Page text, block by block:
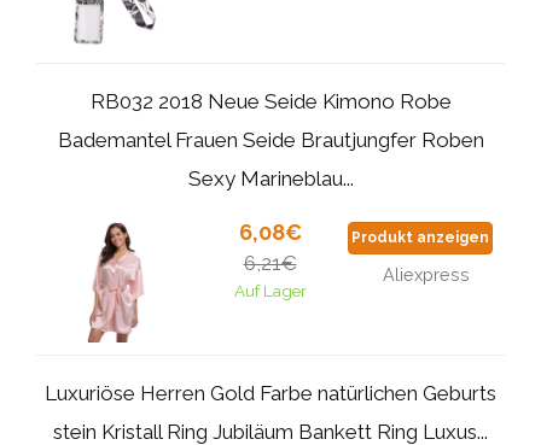
RB032 2018 Neue Seide Kimono Robe
Bademantel Frauen Seide Brautjungfer Roben
Sexy Marineblau...
6,08€
6,21€
Auf Lager
Produkt anzeigen
Aliexpress
Luxuriöse Herren Gold Farbe natürlichen Geburts
stein Kristall Ring Jubiläum Bankett Ring Luxus...